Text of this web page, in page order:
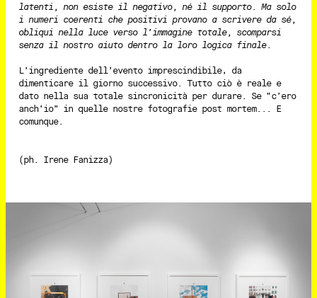
latenti, non esiste il negativo, né il supporto. Ma solo
i numeri coerenti che positivi provano a scrivere da sé,
obliqui nella luce verso l’immagine totale, scomparsi
senza il nostro aiuto dentro la loro logica finale.
L’ingrediente dell’evento imprescindibile, da
dimenticare il giorno successivo. Tutto ciò è reale e
dato nella sua totale sincronicità per durare. Se “c’ero
anch’io” in quelle nostre fotografie post mortem... E
comunque.
(ph. Irene Fanizza)